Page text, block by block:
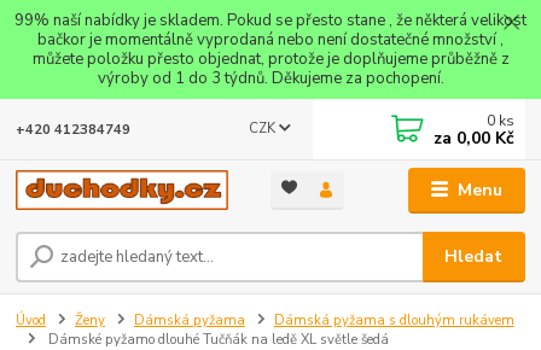
99% naší nabídky je skladem. Pokud se přesto stane , že některá velikost
bačkor je momentálně vyprodaná nebo není dostatečné množství ,
můžete položku přesto objednat, protože je doplňujeme průběžně z
výroby od 1 do 3 týdnů. Děkujeme za pochopení.
Menu
CZK
Hledat
+420 412384749 0 ks
za 0,00 Kč
Úvod Ženy Dámská pyžama
Dámská pyžama s dlouhým rukávem
Dámské pyžamo dlouhé Tučňák na ledě XL světle šedá